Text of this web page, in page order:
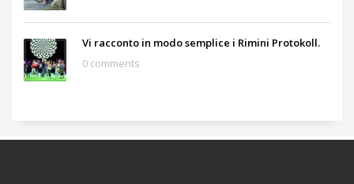
Vi racconto in modo semplice i Rimini Protokoll.
0 comments